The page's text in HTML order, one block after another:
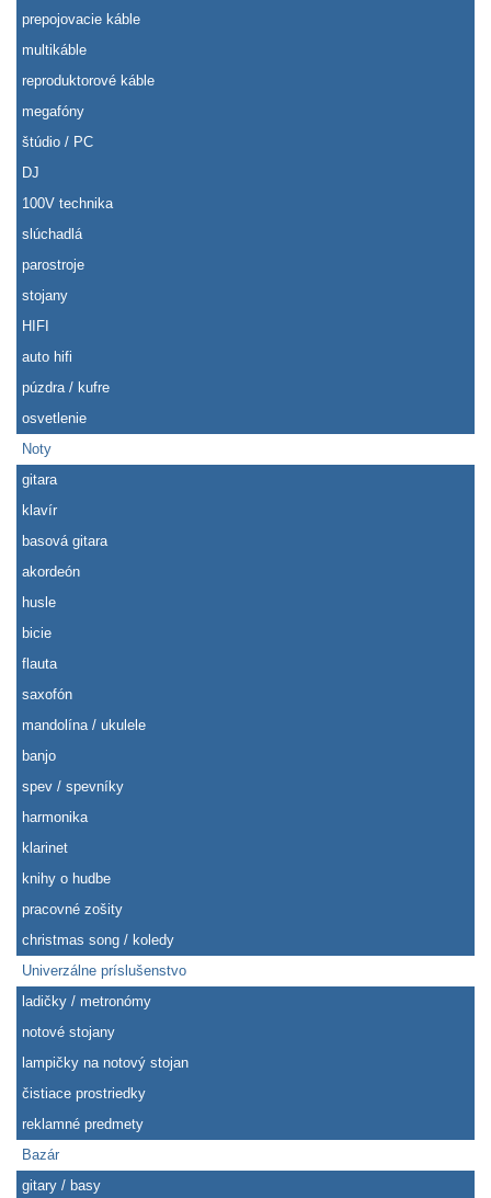
prepojovacie káble
multikáble
reproduktorové káble
megafóny
štúdio / PC
DJ
100V technika
slúchadlá
parostroje
stojany
HIFI
auto hifi
púzdra / kufre
osvetlenie
Noty
gitara
klavír
basová gitara
akordeón
husle
bicie
flauta
saxofón
mandolína / ukulele
banjo
spev / spevníky
harmonika
klarinet
knihy o hudbe
pracovné zošity
christmas song / koledy
Univerzálne príslušenstvo
ladičky / metronómy
notové stojany
lampičky na notový stojan
čistiace prostriedky
reklamné predmety
Bazár
gitary / basy